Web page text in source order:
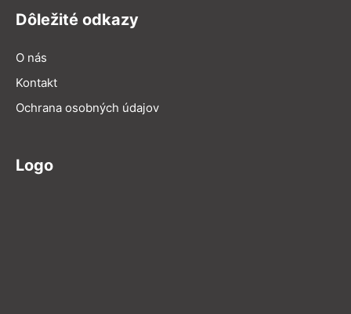
Dôležité odkazy
O nás
Kontakt
Ochrana osobných údajov
Logo